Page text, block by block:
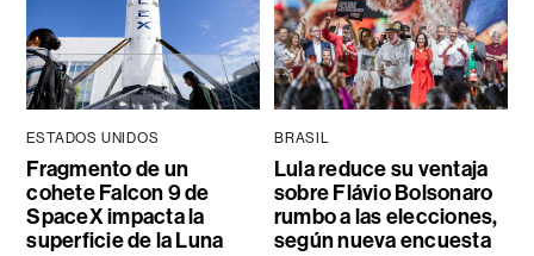
ESTADOS UNIDOS
Fragmento de un
cohete Falcon 9 de
SpaceX impacta la
superficie de la Luna
BRASIL
Lula reduce su ventaja
sobre Flávio Bolsonaro
rumbo a las elecciones,
según nueva encuesta